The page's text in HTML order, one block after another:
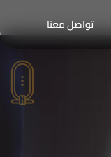
تواصل معنا